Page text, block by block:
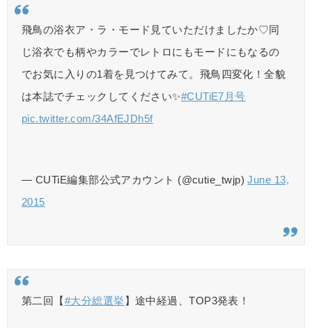
飛鳥の浴衣ア・ラ・モード見ていただけましたか♡同
じ浴衣でも柄やカラーでレトロにもモードにもなるの
でお気に入りの1着を見つけてみて。飛鳥四変化！全貌
は本誌でチェックしてください✨#CUTiE7月号
pic.twitter.com/34AfEJDh5f
— CUTiE編集部公式アカウント (@cutie_twjp)June 13,
2015
第二回【#大分総選挙 】途中経過、TOP3発表！